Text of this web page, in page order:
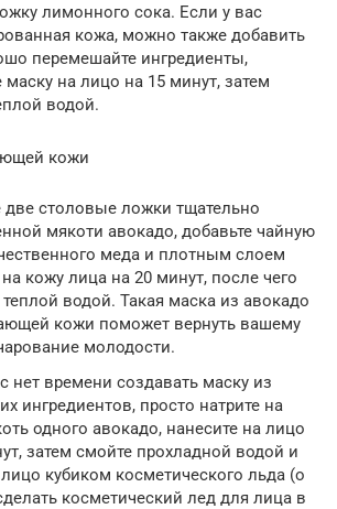
лимонного сока. Если у вас
кожа, можно также добавить
перемешайте ингредиенты,
маску на лицо на 15 минут, затем
водой.
кожи
две столовые ложки тщательно
мякоти авокадо, добавьте чайную
меда и плотным слоем
кожу лица на 20 минут, после чего
водой. Такая маска из авокадо
кожи поможет вернуть вашему
молодости.
нет времени создавать маску из
ингредиентов, просто натрите на
одного авокадо, нанесите на лицо
затем смойте прохладной водой и
лицо кубиком косметического льда (о
косметический лед для лица в